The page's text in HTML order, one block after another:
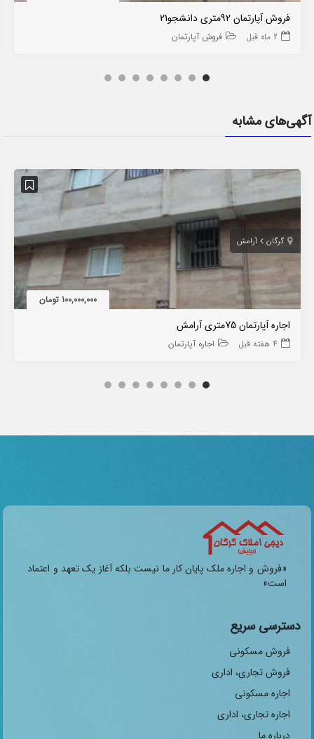
فروش آپارتمان 92متری دانشجو21
2 ماه قبل فروش آپارتمان
آگهی‌های مشابه
گرگان آرامش
100,000,000 تومان
اجاره آپارتمان 75متری آرامش
4 هفته قبل اجاره آپارتمان
«فروش و اجاره ملک پایان کار ما نیست بلکه آغاز یک تعهد و اعتماد
است»
دسترسی سریع
فروش مسکونی
فروش تجاری، اداری
اجاره مسکونی
اجاره تجاری، اداری
درباره ما